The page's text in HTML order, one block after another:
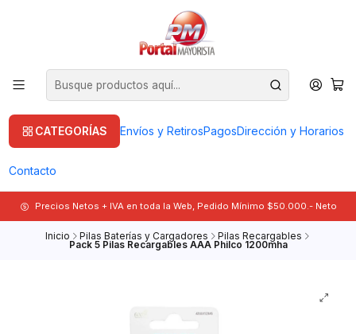
CATEGORÍAS Envíos y RetirosPagosDirección y Horarios
Contacto
Precios Netos + IVA en toda la Web, Pedido Mínimo $50.000.- Neto
Inicio Pilas Baterías y Cargadores Pilas Recargables
Pack 5 Pilas Recargables AAA Philco 1200mha